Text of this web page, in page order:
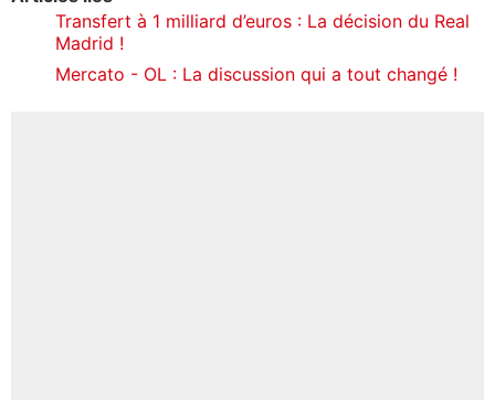
Transfert à 1 milliard d’euros : La décision du Real
Madrid !
Mercato - OL : La discussion qui a tout changé !